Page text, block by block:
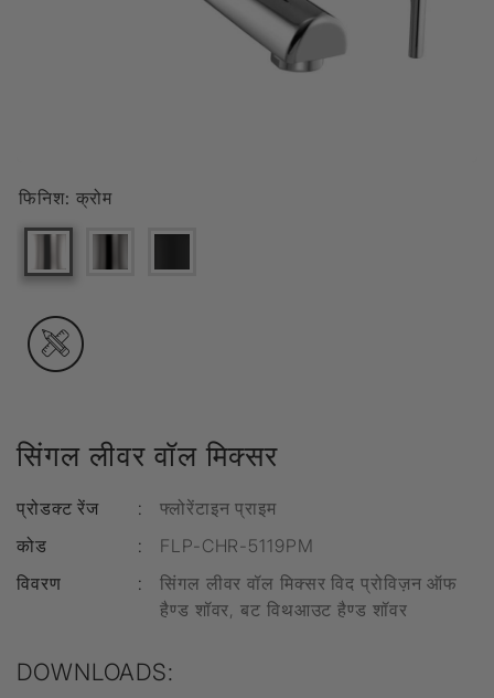
सिंगल लीवर वॉल मिक्सर
प्रोडक्ट रेंज :
फ्लोरेंटाइन प्राइम
कोड
:
FLP-CHR-5119PM
विवरण
:
सिंगल लीवर वॉल मिक्सर विद प्रोविज़न ऑफ
हैण्ड शॉवर, बट विथआउट हैण्ड शॉवर
फिनिश: क्रोम
DOWNLOADS: